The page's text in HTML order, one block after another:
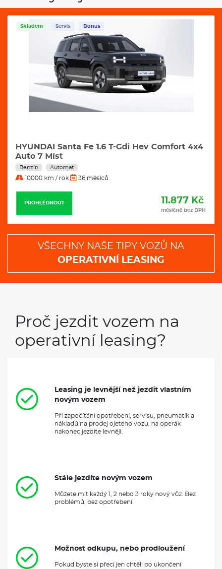
Servis Bonus
VW Tayron 2,0 Tdi 142 kW 4motion R-Line
DSG automat
Nafta Automat
10000 km / rok 36 měsíců
PROHLÉDNOUT 11.989 Kč
měsíčně bez DPH
VŠECHNY NAŠE TIPY VOZŮ NA
OPERATIVNÍ LEASING
Proč jezdit vozem na
operativní leasing?
Leasing je levnější než jezdit vlastním
novým vozem
Při započítání opotřebení, servisu, pneumatik a
nákladů na prodej ojetého vozu, na operák
nakonec jezdíte levněji.
Stále jezdíte novým vozem
Můžete mít každý 1, 2 nebo 3 roky nový vůz. Bez
problémů, bez opotřebení.
Možnost odkupu, nebo prodloužení
Pokud byste si přeci jen chtěli po ukončení